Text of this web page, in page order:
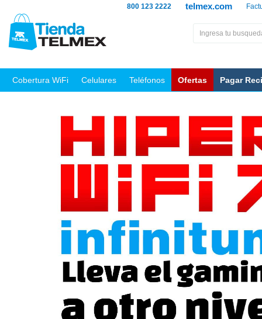
telmex.com
800 123 2222
Cobertura WiFi Celulares Teléfonos Ofertas Pagar